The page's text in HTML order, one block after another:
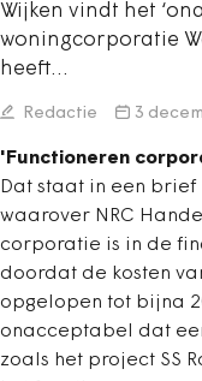
Wijken vindt het
woningcorporatie
heeft…
Redactie 3
'Functioneren
Dat staat in een
waarover NRC
corporatie is in de
doordat de kosten
opgelopen tot bijna
onacceptabel dat
zoals het project SS